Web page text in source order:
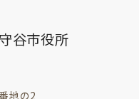
守谷市役所
地の2